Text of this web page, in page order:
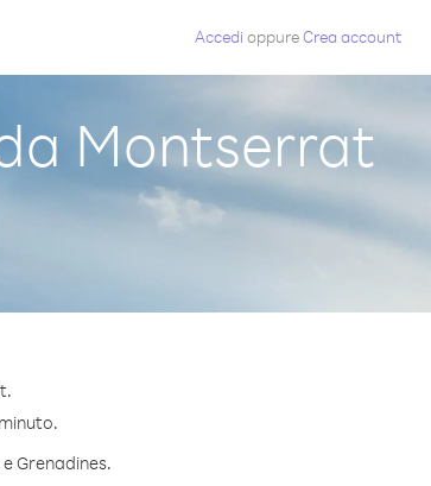
Accedi oppureCrea account
Montserrat
Grenadines.